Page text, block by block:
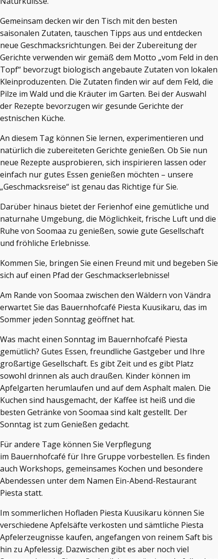
Gemeinsam decken wir den Tisch mit den besten
saisonalen Zutaten, tauschen Tipps aus und entdecken
neue Geschmacksrichtungen. Bei der Zubereitung der
Gerichte verwenden wir gemäß dem Motto „vom Feld in den
Topf“ bevorzugt biologisch angebaute Zutaten von lokalen
Kleinproduzenten. Die Zutaten finden wir auf dem Feld, die
Pilze im Wald und die Kräuter im Garten. Bei der Auswahl
der Rezepte bevorzugen wir gesunde Gerichte der
estnischen Küche.
An diesem Tag können Sie lernen, experimentieren und
natürlich die zubereiteten Gerichte genießen. Ob Sie nun
neue Rezepte ausprobieren, sich inspirieren lassen oder
einfach nur gutes Essen genießen möchten – unsere
„Geschmacksreise“ ist genau das Richtige für Sie.
Darüber hinaus bietet der Ferienhof eine gemütliche und
naturnahe Umgebung, die Möglichkeit, frische Luft und die
Ruhe von Soomaa zu genießen, sowie gute Gesellschaft
und fröhliche Erlebnisse.
Kommen Sie, bringen Sie einen Freund mit und begeben Sie
sich auf einen Pfad der Geschmackserlebnisse!
Am Rande von Soomaa zwischen den Wäldern von Vändra
erwartet Sie das Bauernhofcafé Piesta Kuusikaru, das im
Sommer jeden Sonntag geöffnet hat.
Was macht einen Sonntag im Bauernhofcafé Piesta
gemütlich? Gutes Essen, freundliche Gastgeber und Ihre
großartige Gesellschaft. Es gibt Zeit und es gibt Platz
sowohl drinnen als auch draußen. Kinder können im
Apfelgarten herumlaufen und auf dem Asphalt malen. Die
Kuchen sind hausgemacht, der Kaffee ist heiß und die
besten Getränke von Soomaa sind kalt gestellt. Der
Sonntag ist zum Genießen gedacht.
Für andere Tage können Sie Verpflegung
im Bauernhofcafé für Ihre Gruppe vorbestellen. Es finden
auch Workshops, gemeinsames Kochen und besondere
Abendessen unter dem Namen Ein-Abend-Restaurant
Piesta statt.
Im sommerlichen Hofladen Piesta Kuusikaru können Sie
verschiedene Apfelsäfte verkosten und sämtliche Piesta
Apfelerzeugnisse kaufen, angefangen von reinem Saft bis
hin zu Apfelessig. Dazwischen gibt es aber noch viel